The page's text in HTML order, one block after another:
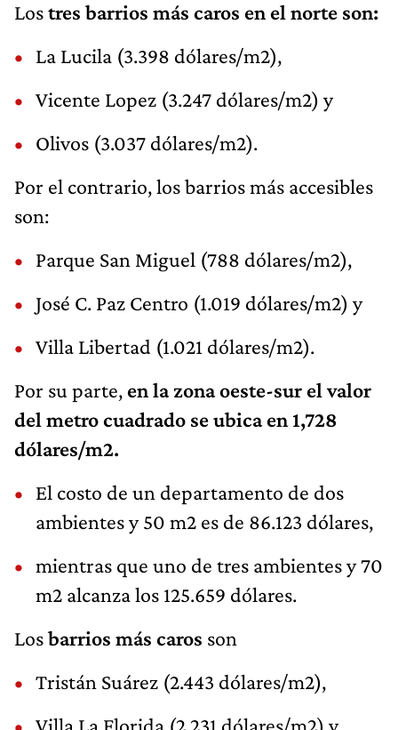
Lostres barrios más caros en el norte son:
La Lucila (3.398 dólares/m2),
Vicente Lopez (3.247 dólares/m2) y
Olivos (3.037 dólares/m2).
Por el contrario, los barrios más accesibles
son:
Parque San Miguel (788 dólares/m2),
José C. Paz Centro (1.019 dólares/m2) y
Villa Libertad (1.021 dólares/m2).
Por su parte, en la zona oeste-sur el valor
del metro cuadrado se ubica en 1,728
dólares/m2.
El costo de un departamento de dos
ambientes y 50 m2 es de 86.123 dólares,
mientras que uno de tres ambientes y 70
m2 alcanza los 125.659 dólares.
Losbarrios más caros son
Tristán Suárez (2.443 dólares/m2),
Villa La Florida (2.231 dólares/m2) y